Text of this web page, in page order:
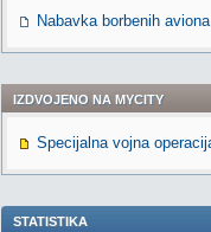
Nabavka borbenih
IZDVOJENO NA MYCITY
Specijalna vojna
STATISTIKA